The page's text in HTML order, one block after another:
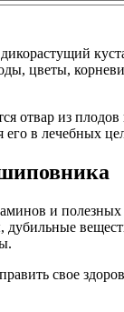
цветы,
отвар из
в лечебных
и
свое